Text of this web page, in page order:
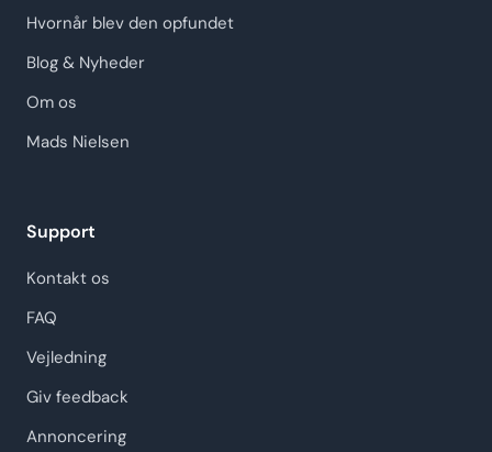
Hvornår blev den opfundet
Blog & Nyheder
Om os
Mads Nielsen
Support
Kontakt os
FAQ
Vejledning
Giv feedback
Annoncering